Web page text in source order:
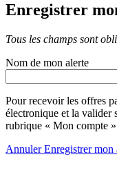
Enregistrer
Tous les champs sont
Nom de mon alerte
Pour recevoir les offres
électronique et la valider
rubrique « Mon compte »
AnnulerEnregistrer mon